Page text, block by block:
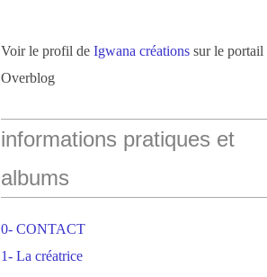
Voir le profil de Igwana créations sur le portail
Overblog
informations pratiques et
albums
0- CONTACT
1- La créatrice